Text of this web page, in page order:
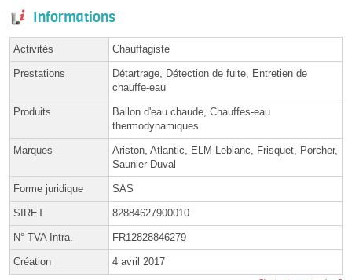
Informations
Activités Chauffagiste
Prestations
Détartrage, Détection de fuite, Entretien de
chauffe-eau
Produits
Ballon d'eau chaude, Chauffes-eau
thermodynamiques
Marques
Ariston, Atlantic, ELM Leblanc, Frisquet, Porcher,
Saunier Duval
Forme juridique SAS
SIRET 82884627900010
N° TVA Intra. FR12828846279
Création 4 avril 2017